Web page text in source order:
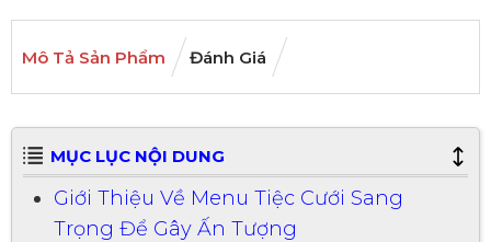
Mô Tả Sản Phẩm Đánh Giá
MỤC LỤC NỘI DUNG
Giới Thiệu Về Menu Tiệc Cưới Sang
Trọng Để Gây Ấn Tượng